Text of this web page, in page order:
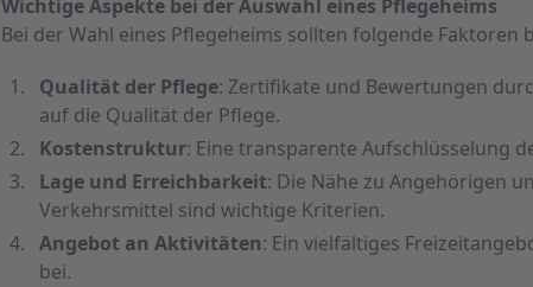
Wichtige Aspekte bei der Auswahl eines Pflegeheims
Bei der Wahl eines Pflegeheims sollten folgende Faktoren
Qualität der Pflege: Zertifikate und Bewertungen
auf die Qualität der Pflege.
Kostenstruktur: Eine transparente Aufschlüsselung
Lage und Erreichbarkeit: Die Nähe zu Angehörigen
Verkehrsmittel sind wichtige Kriterien.
Angebot an Aktivitäten: Ein vielfältiges
bei.